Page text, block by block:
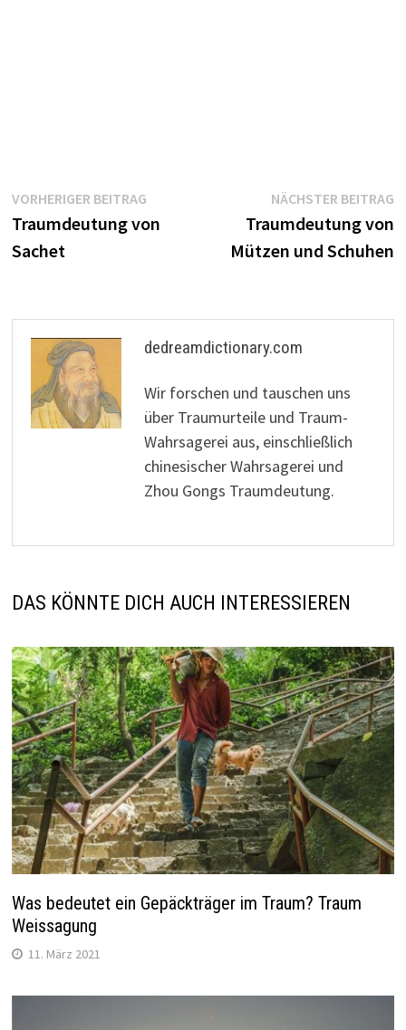
Beitragsnavigation
VORHERIGER BEITRAGVorheriger
Beitrag:
Traumdeutung von
Sachet
NÄCHSTER BEITRAG
Traumdeutung von
Mützen und Schuhen
dedreamdictionary.com
Wir forschen und tauschen uns
über Traumurteile und Traum-
Wahrsagerei aus, einschließlich
chinesischer Wahrsagerei und
Zhou Gongs Traumdeutung.
DAS KÖNNTE DICH AUCH INTERESSIEREN
Was bedeutet ein Gepäckträger im Traum? Traum
Weissagung
11. März 2021